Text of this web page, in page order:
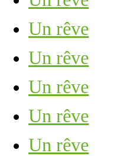
Un rêve
Un rêve
Un rêve
Un rêve
Un rêve